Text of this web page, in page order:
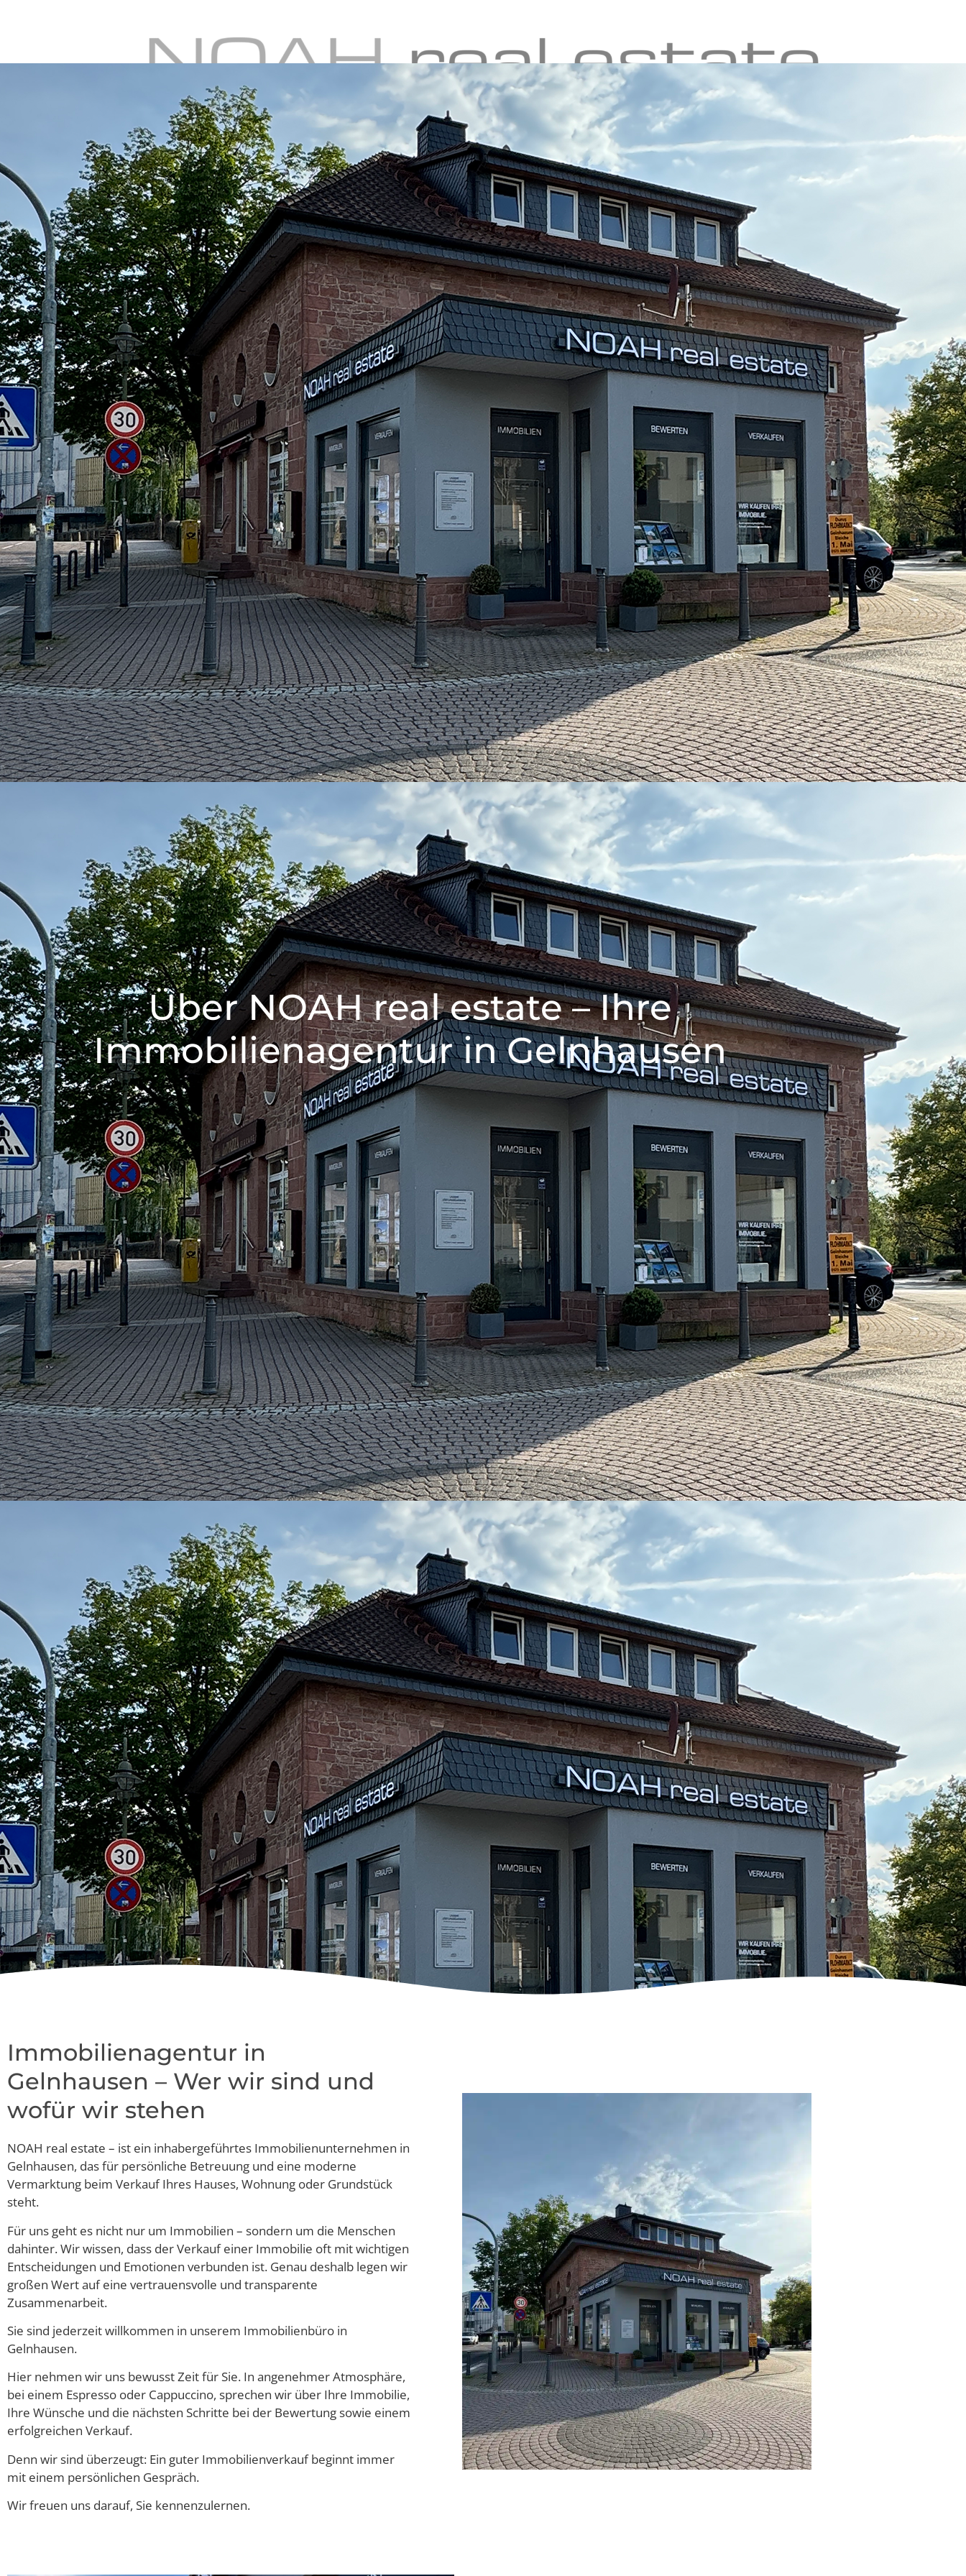
Immobilie verkaufen Über uns
Über NOAH real estate – Ihre
Immobilienagentur in Gelnhausen
Immobilienagentur in
Gelnhausen – Wer wir sind und
wofür wir stehen
NOAH real estate – ist ein inhabergeführtes Immobilienunternehmen in
Gelnhausen, das für persönliche Betreuung und eine moderne
Vermarktung beim Verkauf Ihres Hauses, Wohnung oder Grundstück
steht.
Für uns geht es nicht nur um Immobilien – sondern um die Menschen
dahinter. Wir wissen, dass der Verkauf einer Immobilie oft mit wichtigen
Entscheidungen und Emotionen verbunden ist. Genau deshalb legen wir
großen Wert auf eine vertrauensvolle und transparente
Zusammenarbeit.
Sie sind jederzeit willkommen in unserem Immobilienbüro in
Gelnhausen.
Hier nehmen wir uns bewusst Zeit für Sie. In angenehmer Atmosphäre,
bei einem Espresso oder Cappuccino, sprechen wir über Ihre Immobilie,
Ihre Wünsche und die nächsten Schritte bei der Bewertung sowie einem
erfolgreichen Verkauf.
Denn wir sind überzeugt: Ein guter Immobilienverkauf beginnt immer
mit einem persönlichen Gespräch.
Wir freuen uns darauf, Sie kennenzulernen.